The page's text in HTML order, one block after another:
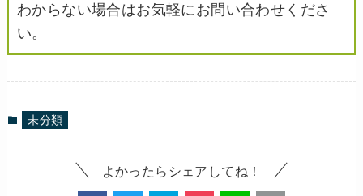
わからない場合はお気軽にお問い合わせくださ
い。
未分類
よかったらシェアしてね！